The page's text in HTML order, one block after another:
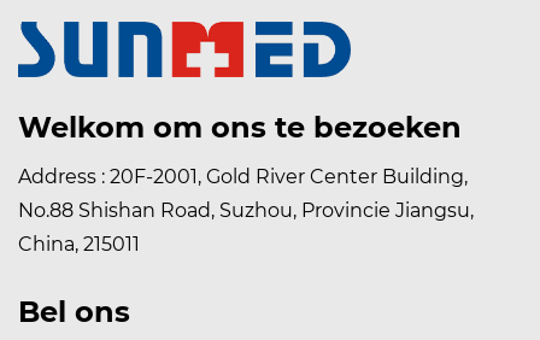
Welkom om ons te bezoeken
Address : 20F-2001, Gold River Center Building,
No.88 Shishan Road, Suzhou, Provincie Jiangsu,
China, 215011
Bel ons